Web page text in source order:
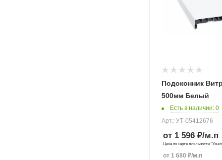
Подоконник
500мм Белый
Есть в наличии: 0
Арт.: УТ-05412676
от 1 596 ₽/м.п
Цена по карте лояльности
от 1 680 ₽/м.п